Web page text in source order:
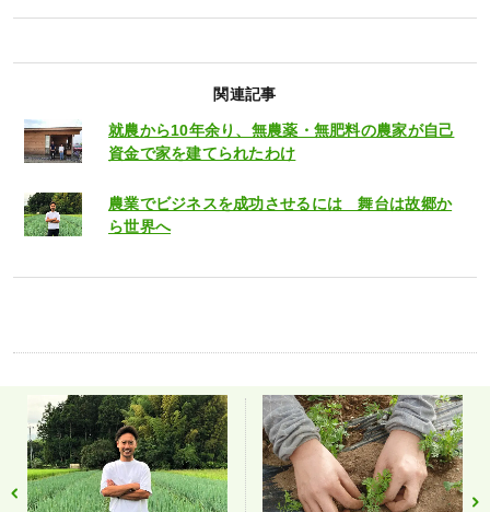
関連記事
就農から10年余り、無農薬・無肥料の農家が自己
資金で家を建てられたわけ
農業でビジネスを成功させるには 舞台は故郷か
ら世界へ